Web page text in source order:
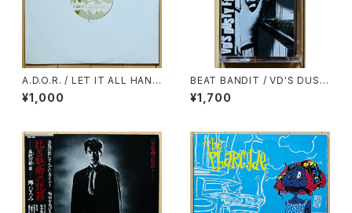
A.D.O.R. / LET IT ALL HANG
OUT(RAE & CHRISTIAN RE
MIX)
¥1,000
BEAT BANDIT / VD'S DUST
Y FINGAZ '95
¥1,700